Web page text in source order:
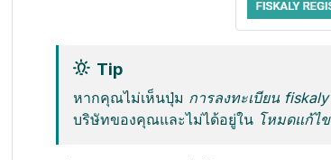
Tip
หากคุณไม่เห็นปุ่ม การลงทะเบียน fiskaly
บริษัทของคุณและไม่ได้อยู่ใน โหมดแก้ไข